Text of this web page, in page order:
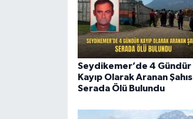
Seydikemer’de 4 Gündür
Kayıp Olarak Aranan Şahıs
Serada Ölü Bulundu